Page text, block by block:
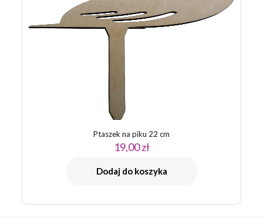
Ptaszek na piku 22 cm
19,00zł
Dodaj do koszyka